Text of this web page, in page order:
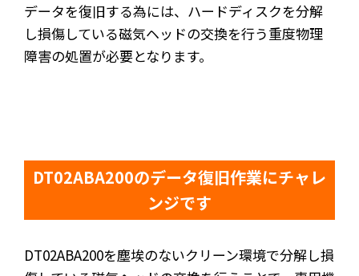
データを復旧する為には、ハードディスクを分解
し損傷している磁気ヘッドの交換を行う重度物理
障害の処置が必要となります。
DT02ABA200のデータ復旧作業にチャレ
ンジです
DT02ABA200を塵埃のないクリーン環境で分解し損